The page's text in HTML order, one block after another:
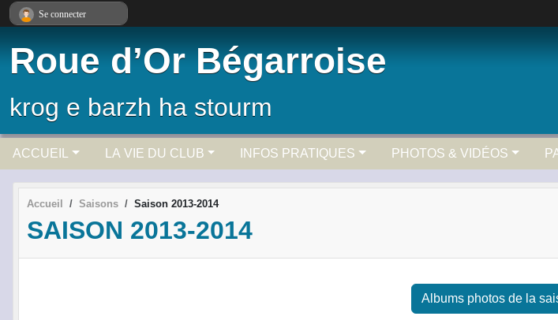
Roue d’Or Bégarroise
krog e barzh ha stourm
ACCUEIL LA VIE DU CLUB INFOS PRATIQUES PHOTOS & VIDÉOS
Accueil Saisons Saison 2013-2014
SAISON 2013-2014
Albums photos de la
Se connecter
Panneau de gestion des cookies